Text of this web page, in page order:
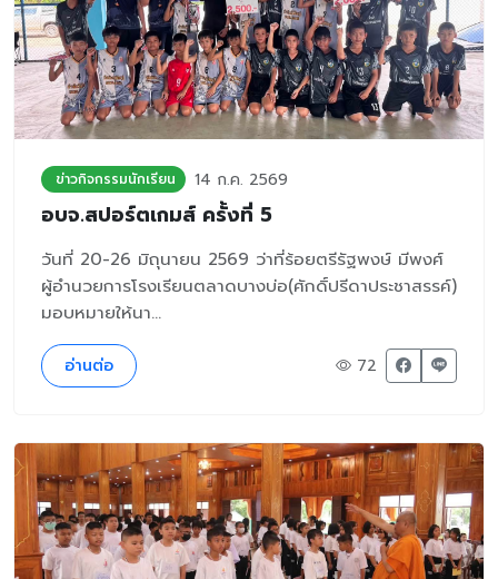
ข่าวกิจกรรมนักเรียน 14 ก.ค. 2569
อบจ.สปอร์ตเกมส์ ครั้งที่ 5
วันที่ 20-26 มิถุนายน 2569 ว่าที่ร้อยตรีรัฐพงษ์ มีพงศ์
ผู้อำนวยการโรงเรียนตลาดบางบ่อ(ศักดิ์ปรีดาประชาสรรค์)
มอบหมายให้นา...
อ่านต่อ 72